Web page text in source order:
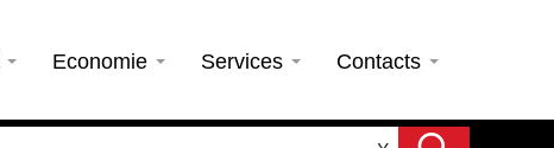
Economie Services Contacts